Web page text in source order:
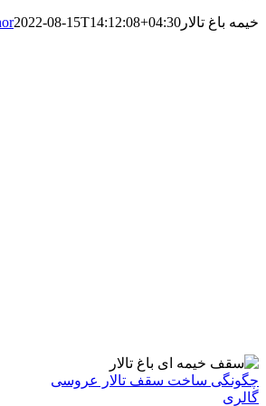
خیمه باغ تالار 2022-08-15T14:12:08+04:30
چگونگی ساخت سقف تالار عروسی
گالری